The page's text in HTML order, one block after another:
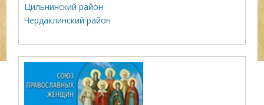
Цильнинский район
Чердаклинский район